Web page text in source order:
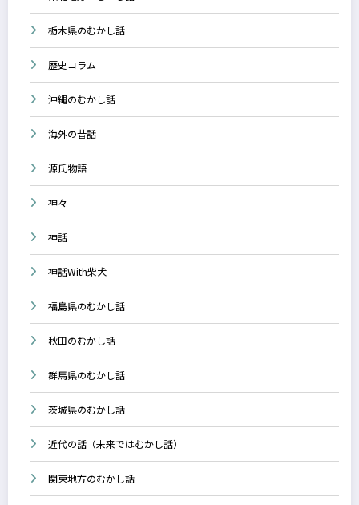
栃木県のむかし話
歴史コラム
沖縄のむかし話
海外の昔話
源氏物語
神々
神話
神話With柴犬
福島県のむかし話
秋田のむかし話
群馬県のむかし話
茨城県のむかし話
近代の話（未来ではむかし話）
関東地方のむかし話